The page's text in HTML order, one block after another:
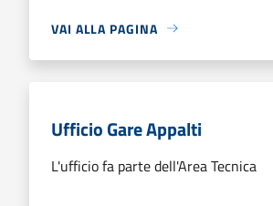
VAI ALLA PAGINA
Ufficio Gare Appalti
L'ufficio fa parte dell'Area Tecnica